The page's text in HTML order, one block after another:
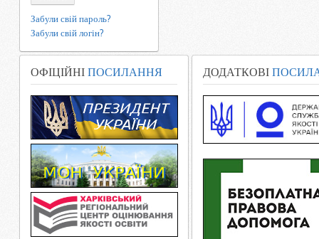
Забули свій пароль?
Забули свій логін?
ОФІЦІЙНІ ПОСИЛАННЯ ДОДАТКОВІ